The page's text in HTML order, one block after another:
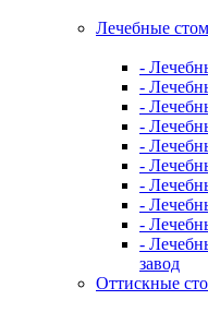
Лечебные
-
-
-
-
-
-
-
-
-
-
завод
Оттискные